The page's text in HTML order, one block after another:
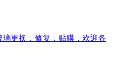
更换，修复，贴膜，欢迎各